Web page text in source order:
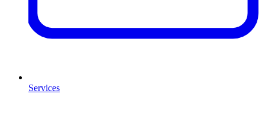
Services